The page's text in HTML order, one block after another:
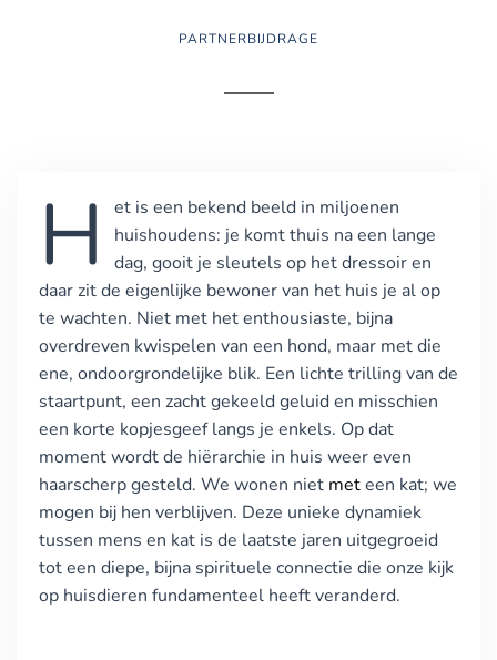
PARTNERBIJDRAGE
H
et is een bekend beeld in miljoenen
huishoudens: je komt thuis na een lange
dag, gooit je sleutels op het dressoir en
daar zit de eigenlijke bewoner van het huis je al op
te wachten. Niet met het enthousiaste, bijna
overdreven kwispelen van een hond, maar met die
ene, ondoorgrondelijke blik. Een lichte trilling van de
staartpunt, een zacht gekeeld geluid en misschien
een korte kopjesgeef langs je enkels. Op dat
moment wordt de hiërarchie in huis weer even
haarscherp gesteld. We wonen niet meteen kat; we
mogen bij hen verblijven. Deze unieke dynamiek
tussen mens en kat is de laatste jaren uitgegroeid
tot een diepe, bijna spirituele connectie die onze kijk
op huisdieren fundamenteel heeft veranderd.